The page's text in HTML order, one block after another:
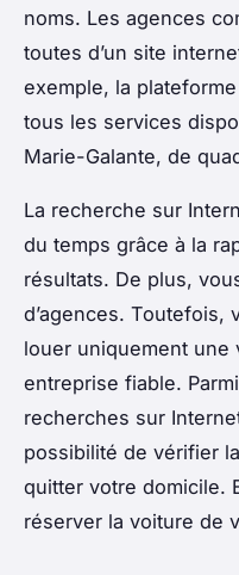
noms. Les agences
toutes d’un site
exemple, la
tous les services
Marie-Galante, de
La recherche sur
du temps grâce à la
résultats. De plus,
d’agences. Toutefois,
louer uniquement une
entreprise fiable.
recherches sur
possibilité de vérifier
quitter votre domicile.
réserver la voiture de